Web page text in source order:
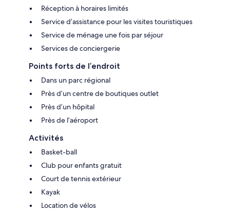
Réception à horaires limités
Service d’assistance pour les visites touristiques
Service de ménage une fois par séjour
Services de conciergerie
Points forts de l’endroit
Dans un parc régional
Près d’un centre de boutiques outlet
Près d’un hôpital
Près de l’aéroport
Activités
Basket-ball
Club pour enfants gratuit
Court de tennis extérieur
Kayak
Location de vélos